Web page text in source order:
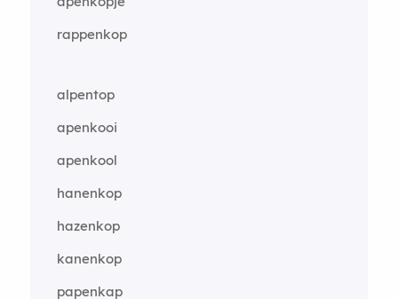
rappenkop
alpentop
apenkooi
apenkool
hanenkop
hazenkop
kanenkop
papenkap